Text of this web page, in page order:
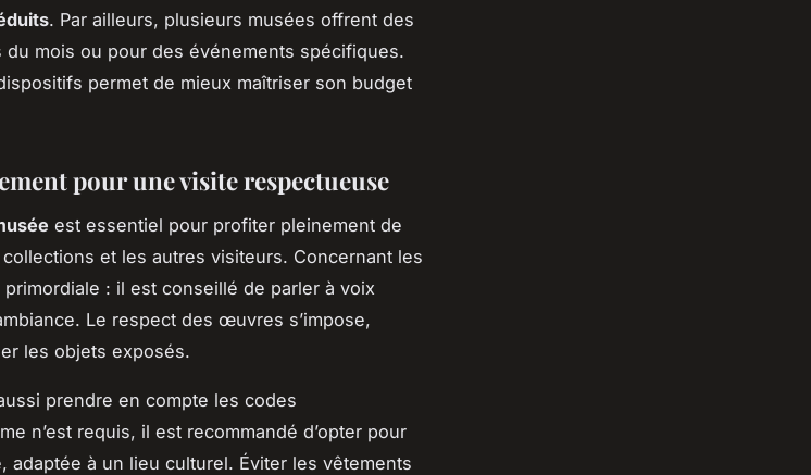
. Par ailleurs, plusieurs musées offrent des
mois ou pour des événements spécifiques.
permet de mieux maîtriser son budget
pour une visite respectueuse
est essentiel pour profiter pleinement de
et les autres visiteurs. Concernant les
: il est conseillé de parler à voix
Le respect des œuvres s’impose,
les objets exposés.
prendre en compte les codes
n’est requis, il est recommandé d’opter pour
adaptée à un lieu culturel. Éviter les vêtements